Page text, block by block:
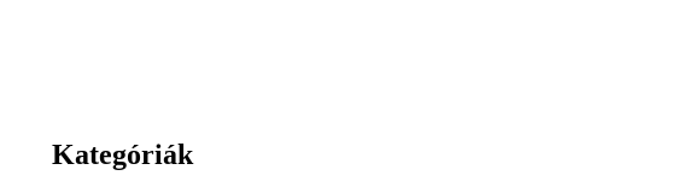
Kategóriák